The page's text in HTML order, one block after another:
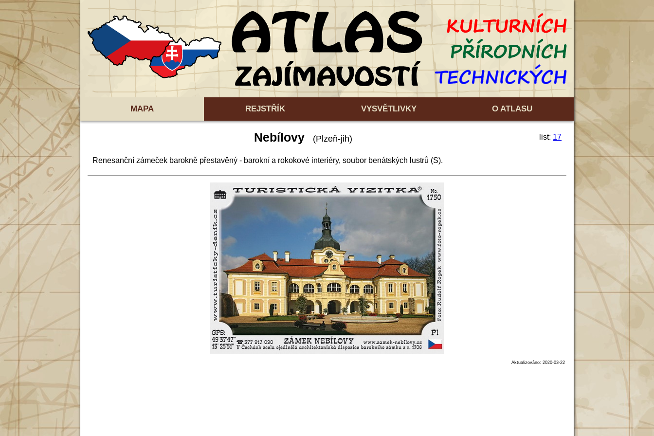
MAPA REJSTŘÍK VYSVĚTLIVKY O ATLASU
Nebílovy (Plzeň-jih) list: 17
Renesanční zámeček barokně přestavěný - barokní a rokokové interiéry, soubor benátských lustrů (S).
Aktualizováno: 2020-03-22